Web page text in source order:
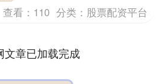
查看： 110 分类： 股票配资平台
文章已加载完成